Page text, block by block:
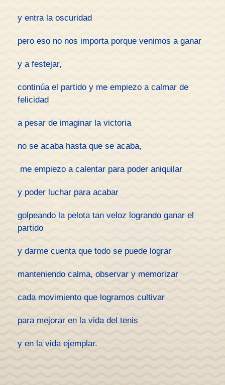
y entra la oscuridad
pero eso no nos importa porque venimos a ganar
y a festejar,
continúa el partido y me empiezo a calmar de
felicidad
a pesar de imaginar la victoria
no se acaba hasta que se acaba,
me empiezo a calentar para poder aniquilar
y poder luchar para acabar
golpeando la pelota tan veloz logrando ganar el
partido
y darme cuenta que todo se puede lograr
manteniendo calma, observar y memorizar
cada movimiento que logramos cultivar
para mejorar en la vida del tenis
y en la vida ejemplar.